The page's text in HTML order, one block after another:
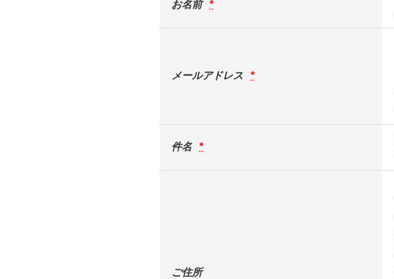
お名前 *
メールアドレス *
件名 *
ご住所